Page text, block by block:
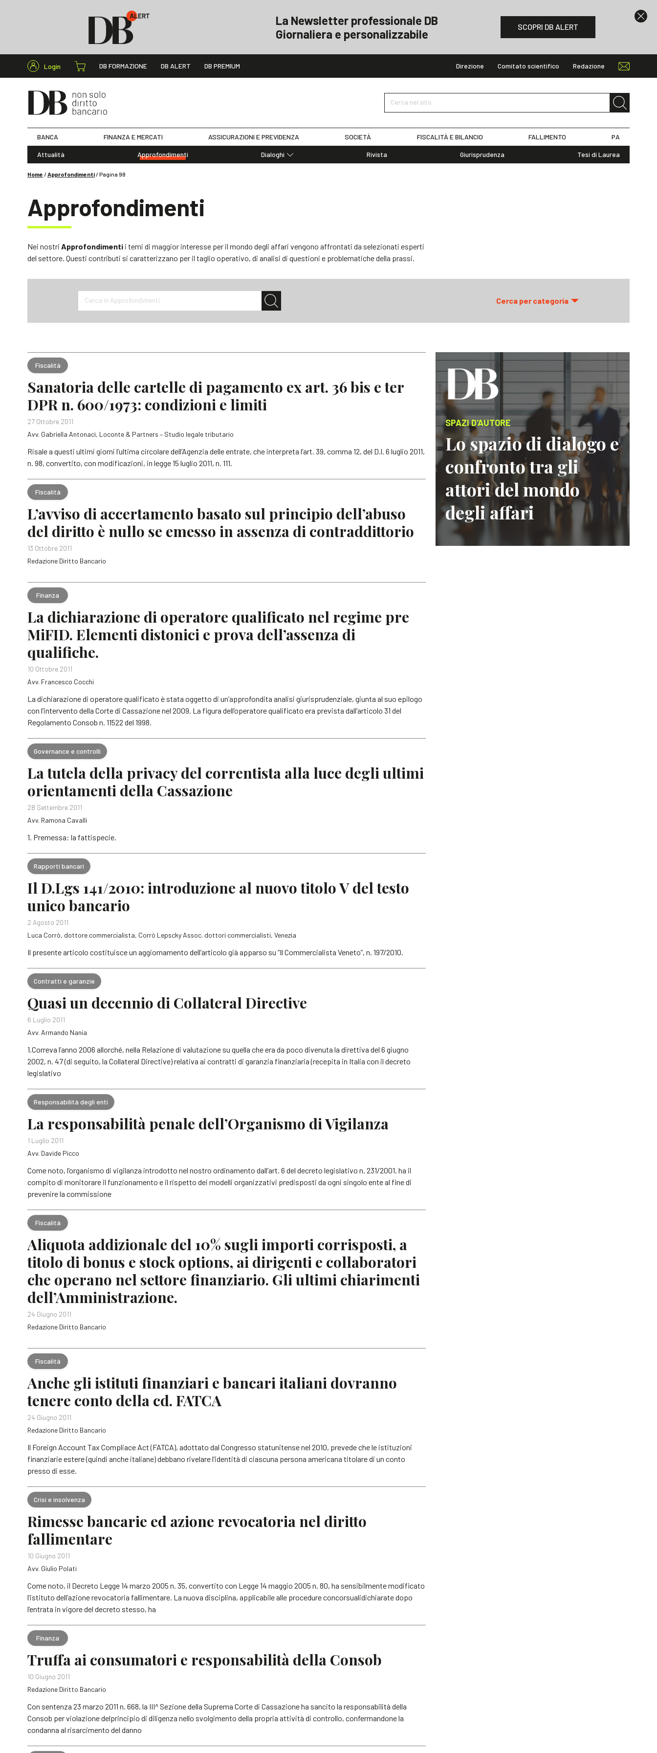
La Newsletter professionale DB
Giornaliera e personalizzabile
SCOPRI DB ALERT
Login DB FORMAZIONE DB ALERT DB PREMIUM Direzione Comitato scientifico Redazione
Cerca nel sito
BANCA FINANZA E MERCATI ASSICURAZIONI E PREVIDENZA SOCIETÀ FISCALITÀ E BILANCIO FALLIMENTO PA
Attualità Approfondimenti
Dialoghi
Rivista Giurisprudenza Tesi di Laurea
Home /Approfondimenti/Pagina 98
Approfondimenti
Nei nostri Approfondimenti i temi di maggior interesse per il mondo degli affari vengono affrontati da selezionati esperti
del settore. Questi contributi si caratterizzano per il taglio operativo, di analisi di questioni e problematiche della prassi.
Cerca in Approfondimenti Cerca per categoria
Fiscalità
Sanatoria delle cartelle di pagamento ex art. 36 bis e ter
DPR n. 600/1973: condizioni e limiti
27 Ottobre 2011
Avv. Gabriella Antonaci, Loconte & Partners – Studio legale tributario
Risale a questi ultimi giorni l’ultima circolare dell’Agenzia delle entrate, che interpreta l’art. 39, comma 12, del D.l. 6 luglio 2011,
n. 98, convertito, con modificazioni, in legge 15 luglio 2011, n. 111.
Fiscalità
L’avviso di accertamento basato sul principio dell’abuso
del diritto è nullo se emesso in assenza di contraddittorio
13 Ottobre 2011
Redazione Diritto Bancario
Finanza
La dichiarazione di operatore qualificato nel regime pre
MiFID. Elementi distonici e prova dell’assenza di
qualifiche.
10 Ottobre 2011
Avv. Francesco Cocchi
La dichiarazione di operatore qualificato è stata oggetto di un’approfondita analisi giurisprudenziale, giunta al suo epilogo
con l’intervento della Corte di Cassazione nel 2009. La figura dell’operatore qualificato era prevista dall’articolo 31 del
Regolamento Consob n. 11522 del 1998.
Governance e controlli
La tutela della privacy del correntista alla luce degli ultimi
orientamenti della Cassazione
28 Settembre 2011
Avv. Ramona Cavalli
1. Premessa: la fattispecie.
Rapporti bancari
Il D.Lgs 141/2010: introduzione al nuovo titolo V del testo
unico bancario
2 Agosto 2011
Luca Corrò, dottore commercialista, Corrò Lepscky Assoc. dottori commercialisti, Venezia
Il presente articolo costituisce un aggiornamento dell’articolo già apparso su “Il Commercialista Veneto”, n. 197/2010.
Contratti e garanzie
Quasi un decennio di Collateral Directive
6 Luglio 2011
Avv. Armando Nania
1.Correva l’anno 2006 allorché, nella Relazione di valutazione su quella che era da poco divenuta la direttiva del 6 giugno
2002, n. 47 (di seguito, la Collateral Directive) relativa ai contratti di garanzia finanziaria (recepita in Italia con il decreto
legislativo
Responsabilità degli enti
La responsabilità penale dell’Organismo di Vigilanza
1 Luglio 2011
Avv. Davide Picco
Come noto, l’organismo di vigilanza introdotto nel nostro ordinamento dall’art. 6 del decreto legislativo n. 231/2001, ha il
compito di monitorare il funzionamento e il rispetto dei modelli organizzativi predisposti da ogni singolo ente al fine di
prevenire la commissione
Fiscalità
Aliquota addizionale del 10% sugli importi corrisposti, a
titolo di bonus e stock options, ai dirigenti e collaboratori
che operano nel settore finanziario. Gli ultimi chiarimenti
dell’Amministrazione.
24 Giugno 2011
Redazione Diritto Bancario
Fiscalità
Anche gli istituti finanziari e bancari italiani dovranno
tenere conto della cd. FATCA
24 Giugno 2011
Redazione Diritto Bancario
Il Foreign Account Tax Compliace Act (FATCA), adottato dal Congresso statunitense nel 2010, prevede che le istituzioni
finanziarie estere (quindi anche italiane) debbano rivelare l’identità di ciascuna persona americana titolare di un conto
presso di esse.
Crisi e insolvenza
Rimesse bancarie ed azione revocatoria nel diritto
fallimentare
10 Giugno 2011
Avv. Giulio Polati
Come noto, il Decreto Legge 14 marzo 2005 n. 35, convertito con Legge 14 maggio 2005 n. 80, ha sensibilmente modificato
l’istituto dell’azione revocatoria fallimentare. La nuova disciplina, applicabile alle procedure concorsualidichiarate dopo
l’entrata in vigore del decreto stesso, ha
Finanza
Truffa ai consumatori e responsabilità della Consob
10 Giugno 2011
Redazione Diritto Bancario
Con sentenza 23 marzo 2011 n. 668, la III^ Sezione della Suprema Corte di Cassazione ha sancito la responsabilità della
Consob per violazione delprincipio di diligenza nello svolgimento della propria attività di controllo, confermandone la
condanna al risarcimento del danno
SPAZI D'AUTORE
Lo spazio di dialogo e
confronto tra gli
attori del mondo
degli affari